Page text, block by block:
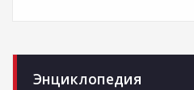
Энциклопедия